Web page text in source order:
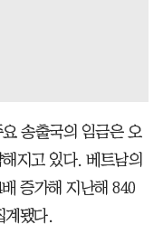
송출국의 임금은 오
지고 있다. 베트남의
증가해 지난해 840
됐다.